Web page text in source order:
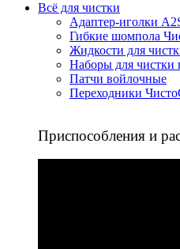
Всё для чистки
Адаптер-иголки
Гибкие шомпола
Жидкости для
Наборы для чистки
Патчи войлочные
Переходники
Приспособления и